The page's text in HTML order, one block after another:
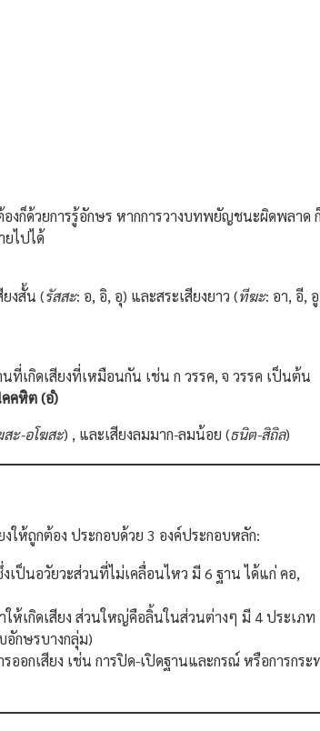
องก็ด้วยการรู้อักษร หากการวางบทพยัญชนะผิดพลาด
ไปได้
ยงสั้น (รัสสะ: อ, อิ, อุ) และสระเสียงยาว (ทีฆะ: อา, อี,
ที่เกิดเสียงที่เหมือนกัน เช่น ก วรรค, จ วรรค เป็นต้น
คหิต (อํ)
สะ-อโฆสะ) , และเสียงลมมาก-ลมน้อย (ธนิต-สิถิล)
ให้ถูกต้อง ประกอบด้วย 3 องค์ประกอบหลัก:
เป็นอวัยวะส่วนที่ไม่เคลื่อนไหว มี 6 ฐาน ได้แก่ คอ,
ห้เกิดเสียง ส่วนใหญ่คือลิ้นในส่วนต่างๆ มี 4 ประเภท
อักษรบางกลุ่ม)
ออกเสียง เช่น การปิด-เปิดฐานและกรณ์ หรือการกระ